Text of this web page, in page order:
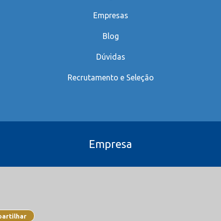
Empresas
Blog
Dúvidas
Recrutamento e Seleção
Empresa